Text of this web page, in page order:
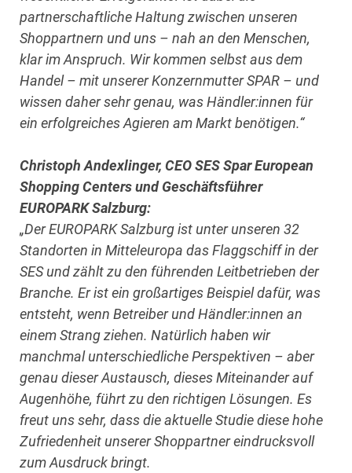
partnerschaftliche Haltung zwischen unseren
Shoppartnern und uns – nah an den Menschen,
klar im Anspruch. Wir kommen selbst aus dem
Handel – mit unserer Konzernmutter SPAR – und
wissen daher sehr genau, was Händler:innen für
ein erfolgreiches Agieren am Markt benötigen.“
Christoph Andexlinger, CEO SES Spar European
Shopping Centers und Geschäftsführer
EUROPARK Salzburg:
„Der EUROPARK Salzburg ist unter unseren 32
Standorten in Mitteleuropa das Flaggschiff in der
SES und zählt zu den führenden Leitbetrieben der
Branche. Er ist ein großartiges Beispiel dafür, was
entsteht, wenn Betreiber und Händler:innen an
einem Strang ziehen. Natürlich haben wir
manchmal unterschiedliche Perspektiven – aber
genau dieser Austausch, dieses Miteinander auf
Augenhöhe, führt zu den richtigen Lösungen. Es
freut uns sehr, dass die aktuelle Studie diese hohe
Zufriedenheit unserer Shoppartner eindrucksvoll
zum Ausdruck bringt.